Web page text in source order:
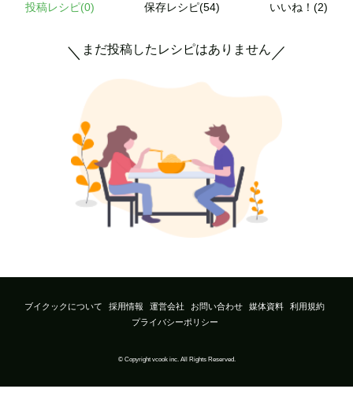
投稿レシピ(0) 保存レシピ(54) いいね！(2)
＼ まだ投稿したレシピはありません ／
ブイクックについて 採用情報 運営会社 お問い合わせ 媒体資料
利用規約
プライバシーポリシー
© Copyright vcook inc. All Rights Reserved.